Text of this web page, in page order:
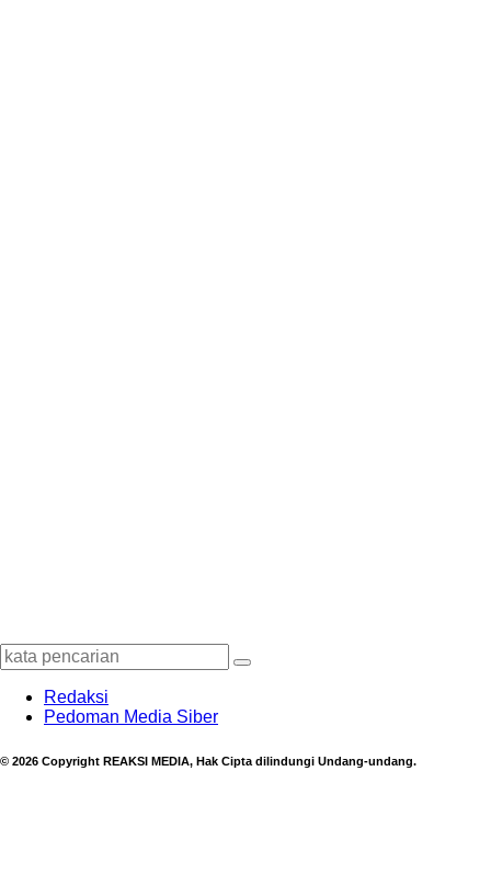
Redaksi
Pedoman Media Siber
© 2026 Copyright REAKSI MEDIA, Hak Cipta dilindungi Undang-undang.